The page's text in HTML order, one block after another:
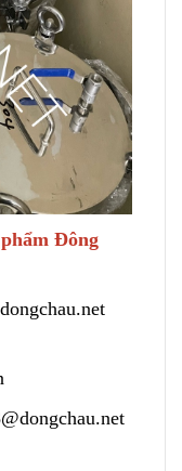
Đông